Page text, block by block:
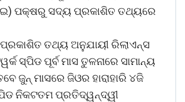
ପକ୍ଷରୁ ସଦ୍ୟ ପ୍ରକାଶିତ ତଥ୍ୟରେ
ତଥ୍ୟ ଅନୁଯାୟୀ ରିଲାଏନ୍ସ
ସ୍ପିଡ ପୂର୍ବ ମାସ ତୁଳନାରେ ସାମାନ୍ୟ
ଜୁନ୍ ମାସରେ ଜିଓର ହାରାହାରି ୪ଜି
ନିକଟତମ ପ୍ରତିଦ୍ୱନ୍ଦ୍ୱୀ